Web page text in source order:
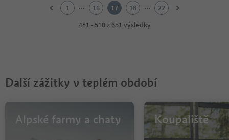
10
12
1 ... 16 17 18 ...
22
481 - 510 z 651 výsledky
Další zážitky v teplém období
Alpské farmy a chaty Koupaliště